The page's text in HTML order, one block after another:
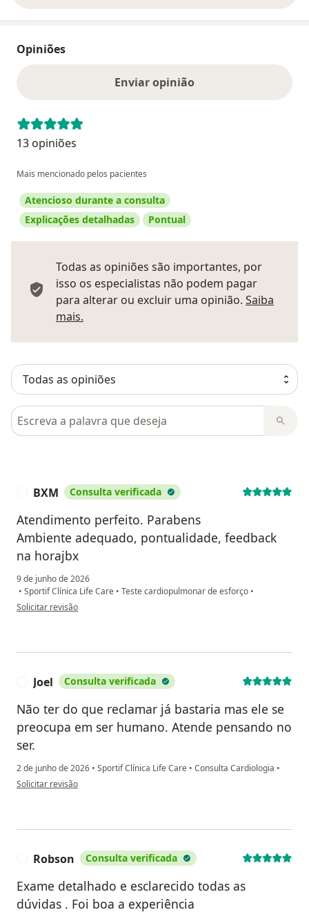
Opiniões
Enviar opinião
13 opiniões
Mais mencionado pelos pacientes
Atencioso durante a consulta
Explicações detalhadas
Pontual
Todas as opiniões são importantes, por
isso os especialistas não podem pagar
para alterar ou excluir uma opinião. Saiba
mais.
Pesquisar em opiniões
BXM Consulta verificada
Atendimento perfeito. Parabens
Ambiente adequado, pontualidade, feedback
na horajbx
9 de junho de 2026
• Sportif Clínica Life Care • Teste cardiopulmonar de esforço •
na opinião do utilizador BXM
Solicitar revisão
Joel Consulta verificada
Não ter do que reclamar já bastaria mas ele se
preocupa em ser humano. Atende pensando no
ser.
2 de junho de 2026 • Sportif Clínica Life Care • Consulta Cardiologia •
na opinião do utilizador Joel
Solicitar revisão
Robson Consulta verificada
Exame detalhado e esclarecido todas as
dúvidas . Foi boa a experiência